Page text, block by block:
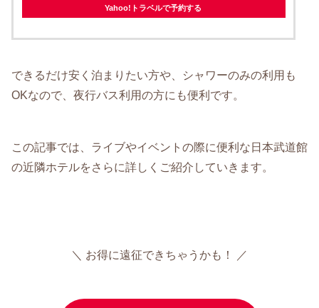
Yahoo!トラベルで予約する
できるだけ安く泊まりたい方や、シャワーのみの利用も
OKなので、夜行バス利用の方にも便利です。
この記事では、ライブやイベントの際に便利な日本武道館
の近隣ホテルをさらに詳しくご紹介していきます。
＼ お得に遠征できちゃうかも！ ／